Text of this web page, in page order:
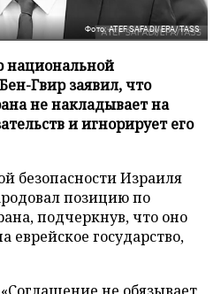
Фото: ATEF SAFADI/EPA/TASS
национальной
Гвир заявил, что
не накладывает на
и игнорирует его
безопасности Израиля
позицию по
подчеркнув, что оно
еврейское государство,